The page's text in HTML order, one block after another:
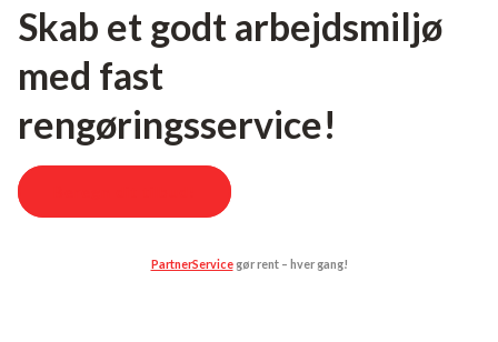
Skab et godt arbejdsmiljø
med fast
rengøringsservice!
PartnerServicegør rent – hver gang!